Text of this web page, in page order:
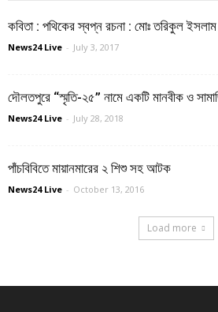
কবিতা : পথিকের স্বপ্ন রচনা : মোঃ তরিকুল ইসলাম
News24 Live - July 3, 2017
দৌলতপুরে “স্মৃতি-২৫” নামে একটি মানবীক ও
News24 Live - July 28, 2018
পাঁচবিবিতে মায়ানমারের ২ শিশু সহ আটক
News24 Live - October 13, 2016
Load more